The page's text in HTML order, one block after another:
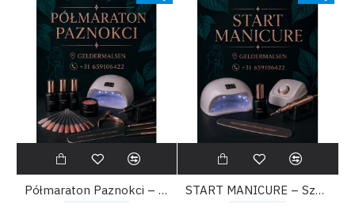
Półmaraton Paznokci – 15-godzinne szkolenie stylizacji paznokci od podstaw START MANICURE – Szkolenie z manicure hybrydowy i praca frezarką